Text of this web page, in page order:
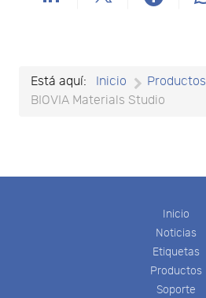
Está aquí: Inicio Productos
BIOVIA Materials Studio
Inicio
Noticias
Etiquetas
Productos
Soporte